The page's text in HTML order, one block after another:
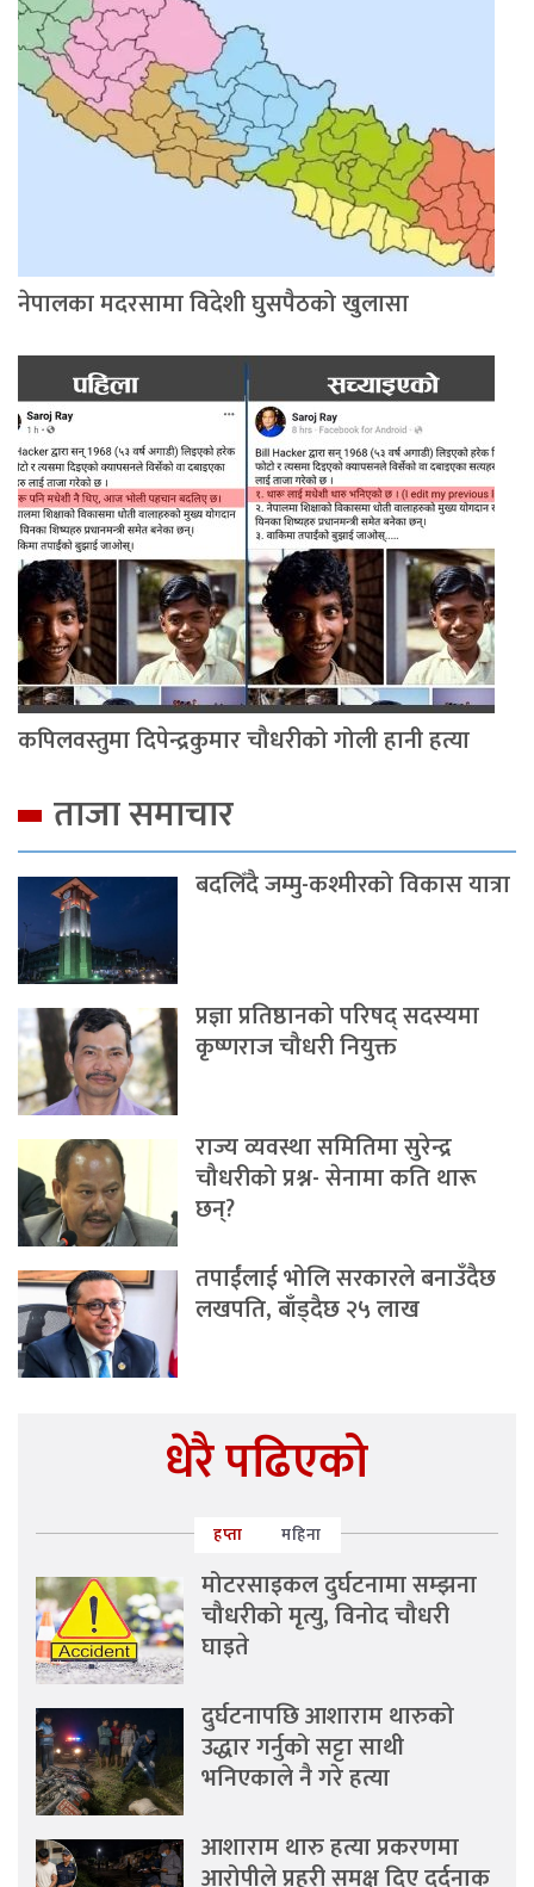
नेपालका मदरसामा विदेशी घुसपैठको खुलासा
कपिलवस्तुमा दिपेन्द्रकुमार चौधरीको गोली हानी हत्या
ताजा समाचार
बदलिँदै जम्मु-कश्मीरको विकास यात्रा
प्रज्ञा प्रतिष्ठानको परिषद् सदस्यमा
कृष्णराज चौधरी नियुक्त
राज्य व्यवस्था समितिमा सुरेन्द्र
चौधरीको प्रश्न- सेनामा कति थारू
छन्?
तपाईंलाई भोलि सरकारले बनाउँदैछ
लखपति, बाँड्दैछ २५ लाख
धेरै पढिएको
हप्ता महिना
मोटरसाइकल दुर्घटनामा सम्झना
चौधरीको मृत्यु, विनोद चौधरी
घाइते
दुर्घटनापछि आशाराम थारुको
उद्धार गर्नुको सट्टा साथी
भनिएकाले नै गरे हत्या
आशाराम थारु हत्या प्रकरणमा
आरोपीले प्रहरी समक्ष दिए दर्दनाक